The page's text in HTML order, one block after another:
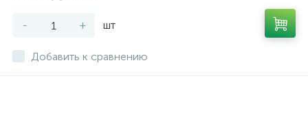
- + шт
Добавить к сравнению